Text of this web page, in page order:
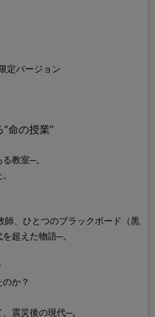
定バージョン
命の授業”
教室─。
、ひとつのブラックボード（黒
超えた物語─。
か？
震災後の現代─。